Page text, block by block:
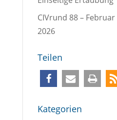
CIVrund 88 – Februar
2026
Teilen
Kategorien